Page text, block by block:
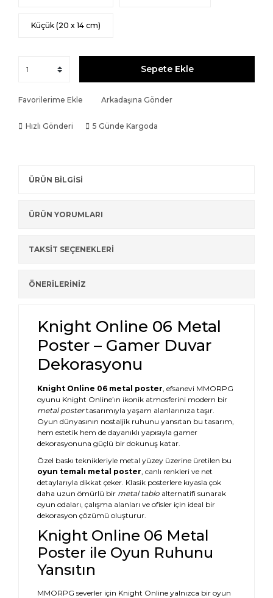
Küçük (20 x 14 cm)
Sepete Ekle
Favorilerime Ekle Arkadaşına Gönder
Hızlı Gönderi 5 Günde Kargoda
ÜRÜN BİLGİSİ
ÜRÜN YORUMLARI
TAKSİT SEÇENEKLERİ
ÖNERİLERİNİZ
Knight Online 06 Metal
Poster – Gamer Duvar
Dekorasyonu
Knight Online 06 metal poster, efsanevi MMORPG
oyunu Knight Online’ın ikonik atmosferini modern bir
metal postertasarımıyla yaşam alanlarınıza taşır.
Oyun dünyasının nostaljik ruhunu yansıtan bu tasarım,
hem estetik hem de dayanıklı yapısıyla gamer
dekorasyonuna güçlü bir dokunuş katar.
Özel baskı teknikleriyle metal yüzey üzerine üretilen bu
oyun temalı metal poster, canlı renkleri ve net
detaylarıyla dikkat çeker. Klasik posterlere kıyasla çok
daha uzun ömürlü bir metal tablo alternatifi sunarak
oyun odaları, çalışma alanları ve ofisler için ideal bir
dekorasyon çözümü oluşturur.
Knight Online 06 Metal
Poster ile Oyun Ruhunu
Yansıtın
MMORPG severler için Knight Online yalnızca bir oyun